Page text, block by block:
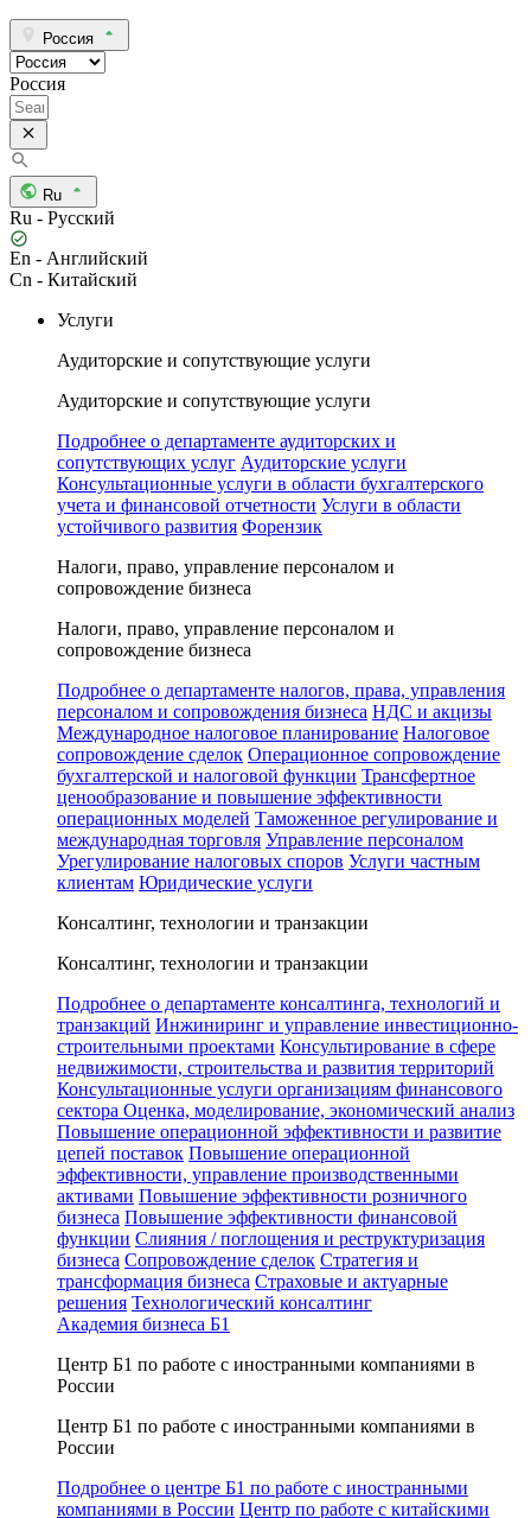
Россия
Россия
Ru
Ru - Русский
En - Английский
Cn - Китайский
Услуги
Аудиторские и сопутствующие услуги
Аудиторские и сопутствующие услуги
Подробнее о департаменте аудиторских и
сопутствующих услуг Аудиторские услуги
Консультационные услуги в области бухгалтерского
учета и финансовой отчетности Услуги в области
устойчивого развития Форензик
Налоги, право, управление персоналом и
сопровождение бизнеса
Налоги, право, управление персоналом и
сопровождение бизнеса
Подробнее о департаменте налогов, права, управления
персоналом и сопровождения бизнеса НДС и акцизы
Международное налоговое планирование Налоговое
сопровождение сделок Операционное сопровождение
бухгалтерской и налоговой функции Трансфертное
ценообразование и повышение эффективности
операционных моделей Таможенное регулирование и
международная торговля Управление персоналом
Урегулирование налоговых споров Услуги частным
клиентам Юридические услуги
Консалтинг, технологии и транзакции
Консалтинг, технологии и транзакции
Подробнее о департаменте консалтинга, технологий и
транзакций Инжиниринг и управление инвестиционно-
строительными проектами Консультирование в сфере
недвижимости, строительства и развития территорий
Консультационные услуги организациям финансового
сектора Оценка, моделирование, экономический анализ
Повышение операционной эффективности и развитие
цепей поставок Повышение операционной
эффективности, управление производственными
активами Повышение эффективности розничного
бизнеса Повышение эффективности финансовой
функции Слияния / поглощения и реструктуризация
бизнеса Сопровождение сделок Стратегия и
трансформация бизнеса Страховые и актуарные
решения Технологический консалтинг
Академия бизнеса Б1
Центр Б1 по работе с иностранными компаниями в
России
Центр Б1 по работе с иностранными компаниями в
России
Подробнее о центре Б1 по работе с иностранными
компаниями в России Центр по работе с китайскими